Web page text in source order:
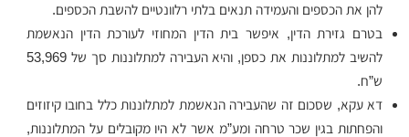
להן את הכספים והעמידה תנאים בלתי רלוונטיים להשבת הכספים.
בטרם גזירת הדין, איפשר בית הדין המחוזי לעורכת הדין הנאשמת
להשיב למתלוננות את כספן, והיא העבירה למתלוננות סך של 53,969
ש”ח.
דא עקא, שסכום זה שהעבירה הנאשמת למתלוננות כלל בחובו קיזוזים
והפחתות בגין שכר טרחה ומע”מ אשר לא היו מקובלים על המתלוננות,